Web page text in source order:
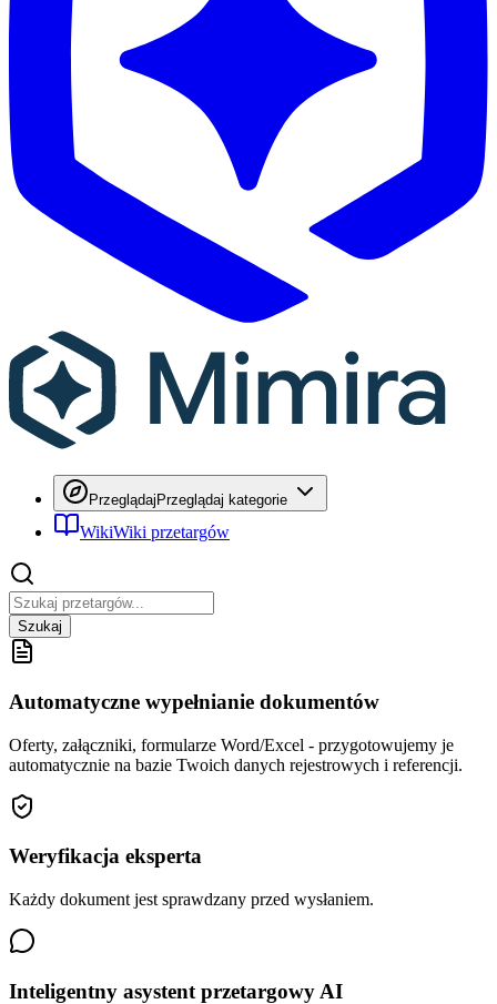
Przeglądaj Przeglądaj kategorie
WikiWiki przetargów
Szukaj
Automatyczne wypełnianie dokumentów
Oferty, załączniki, formularze Word/Excel - przygotowujemy je
automatycznie na bazie Twoich danych rejestrowych i referencji.
Weryfikacja eksperta
Każdy dokument jest sprawdzany przed wysłaniem.
Inteligentny asystent przetargowy AI